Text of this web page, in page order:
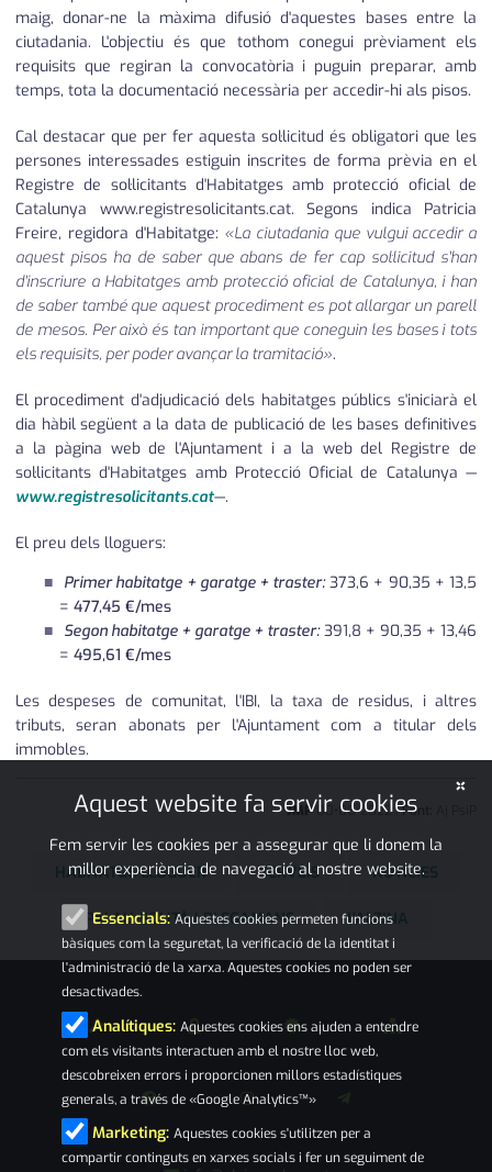
maig, donar-ne la màxima difusió d'aquestes bases entre la
ciutadania. L'objectiu és que tothom conegui prèviament els
requisits que regiran la convocatòria i puguin preparar, amb
temps, tota la documentació necessària per accedir-hi als pisos.
Cal destacar que per fer aquesta sol·licitud és obligatori que les
persones interessades estiguin inscrites de forma prèvia en el
Registre de sol·licitants d'Habitatges amb protecció oficial de
Catalunya www.registresolicitants.cat. Segons indica Patricia
Freire, regidora d'Habitatge: «La ciutadania que vulgui accedir a
aquest pisos ha de saber que abans de fer cap sol·licitud s'han
d'inscriure a Habitatges amb protecció oficial de Catalunya, i han
de saber també que aquest procediment es pot allargar un parell
de mesos. Per això és tan important que coneguin les bases i tots
els requisits, per poder avançar la tramitació».
El procediment d'adjudicació dels habitatges públics s'iniciarà el
dia hàbil següent a la data de publicació de les bases definitives
a la pàgina web de l'Ajuntament i a la web del Registre de
sol·licitants d'Habitatges amb Protecció Oficial de Catalunya —
www.registresolicitants.cat—.
El preu dels lloguers:
Primer habitatge + garatge + traster:373,6 + 90,35 + 13,5
= 477,45 €/mes
Segon habitatge + garatge + traster:391,8 + 90,35 + 13,46
= 495,61 €/mes
Les despeses de comunitat, l'IBI, la taxa de residus, i altres
tributs, seran abonats per l'Ajuntament com a titular dels
immobles.
JMP00 06•2022|Font:
HABITATGE LLOGUER SERVEIS NOTÍCIES
PALAU-SOLITÀ I PLEGAMANS L'ALZINA
×
Aquest website fa servir cookies
Fem servir les cookies per a assegurar que li donem la
millor experiència de navegació al nostre website.
Essencials: Aquestes cookies permeten funcions
bàsiques com la seguretat, la verificació de la identitat i
l'administració de la xarxa. Aquestes cookies no poden ser
desactivades.
Analítiques: Aquestes cookies ens ajuden a entendre
com els visitants interactuen amb el nostre lloc web,
descobreixen errors i proporcionen millors estadístiques
generals, a través de «Google Analytics™»
Marketing: Aquestes cookies s'utilitzen per a
compartir continguts en xarxes socials i fer un seguiment de